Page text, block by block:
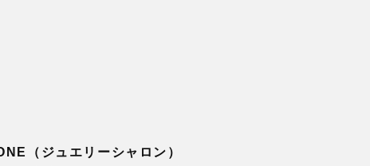
（ジュエリーシャロン）